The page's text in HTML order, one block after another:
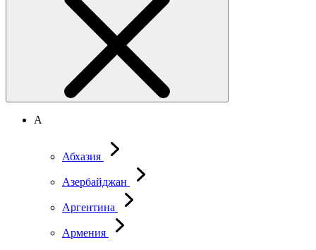
А
Абхазия
Азербайджан
Аргентина
Армения